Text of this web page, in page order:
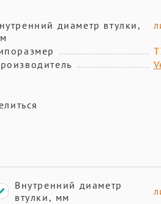
диаметр втулки,
Внутренний диаметр
втулки, мм